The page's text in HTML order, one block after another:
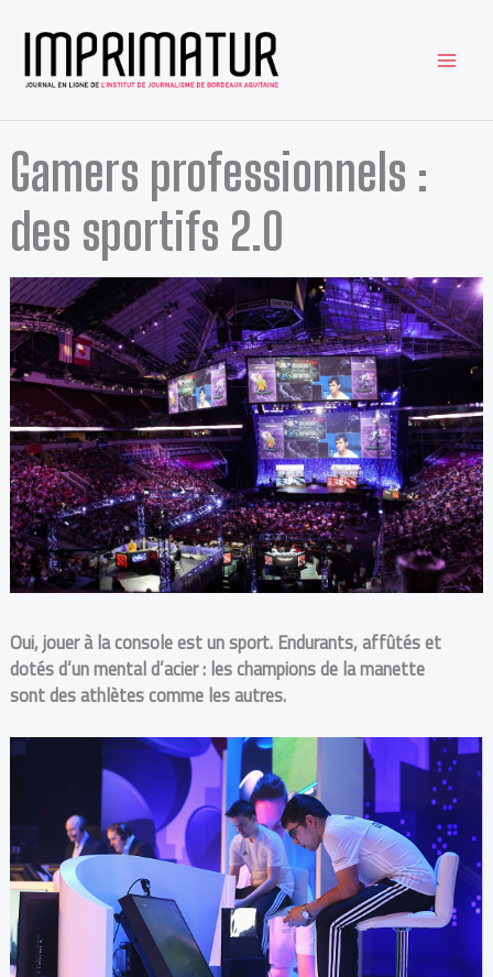
Gamers professionnels :
des sportifs 2.0
Oui, jouer à la console est un sport. Endurants, affûtés et
dotés d’un mental d’acier: les champions de la manette
sont des athlètes comme les autres.